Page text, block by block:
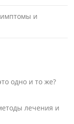
и
одно и то же?
лечения и